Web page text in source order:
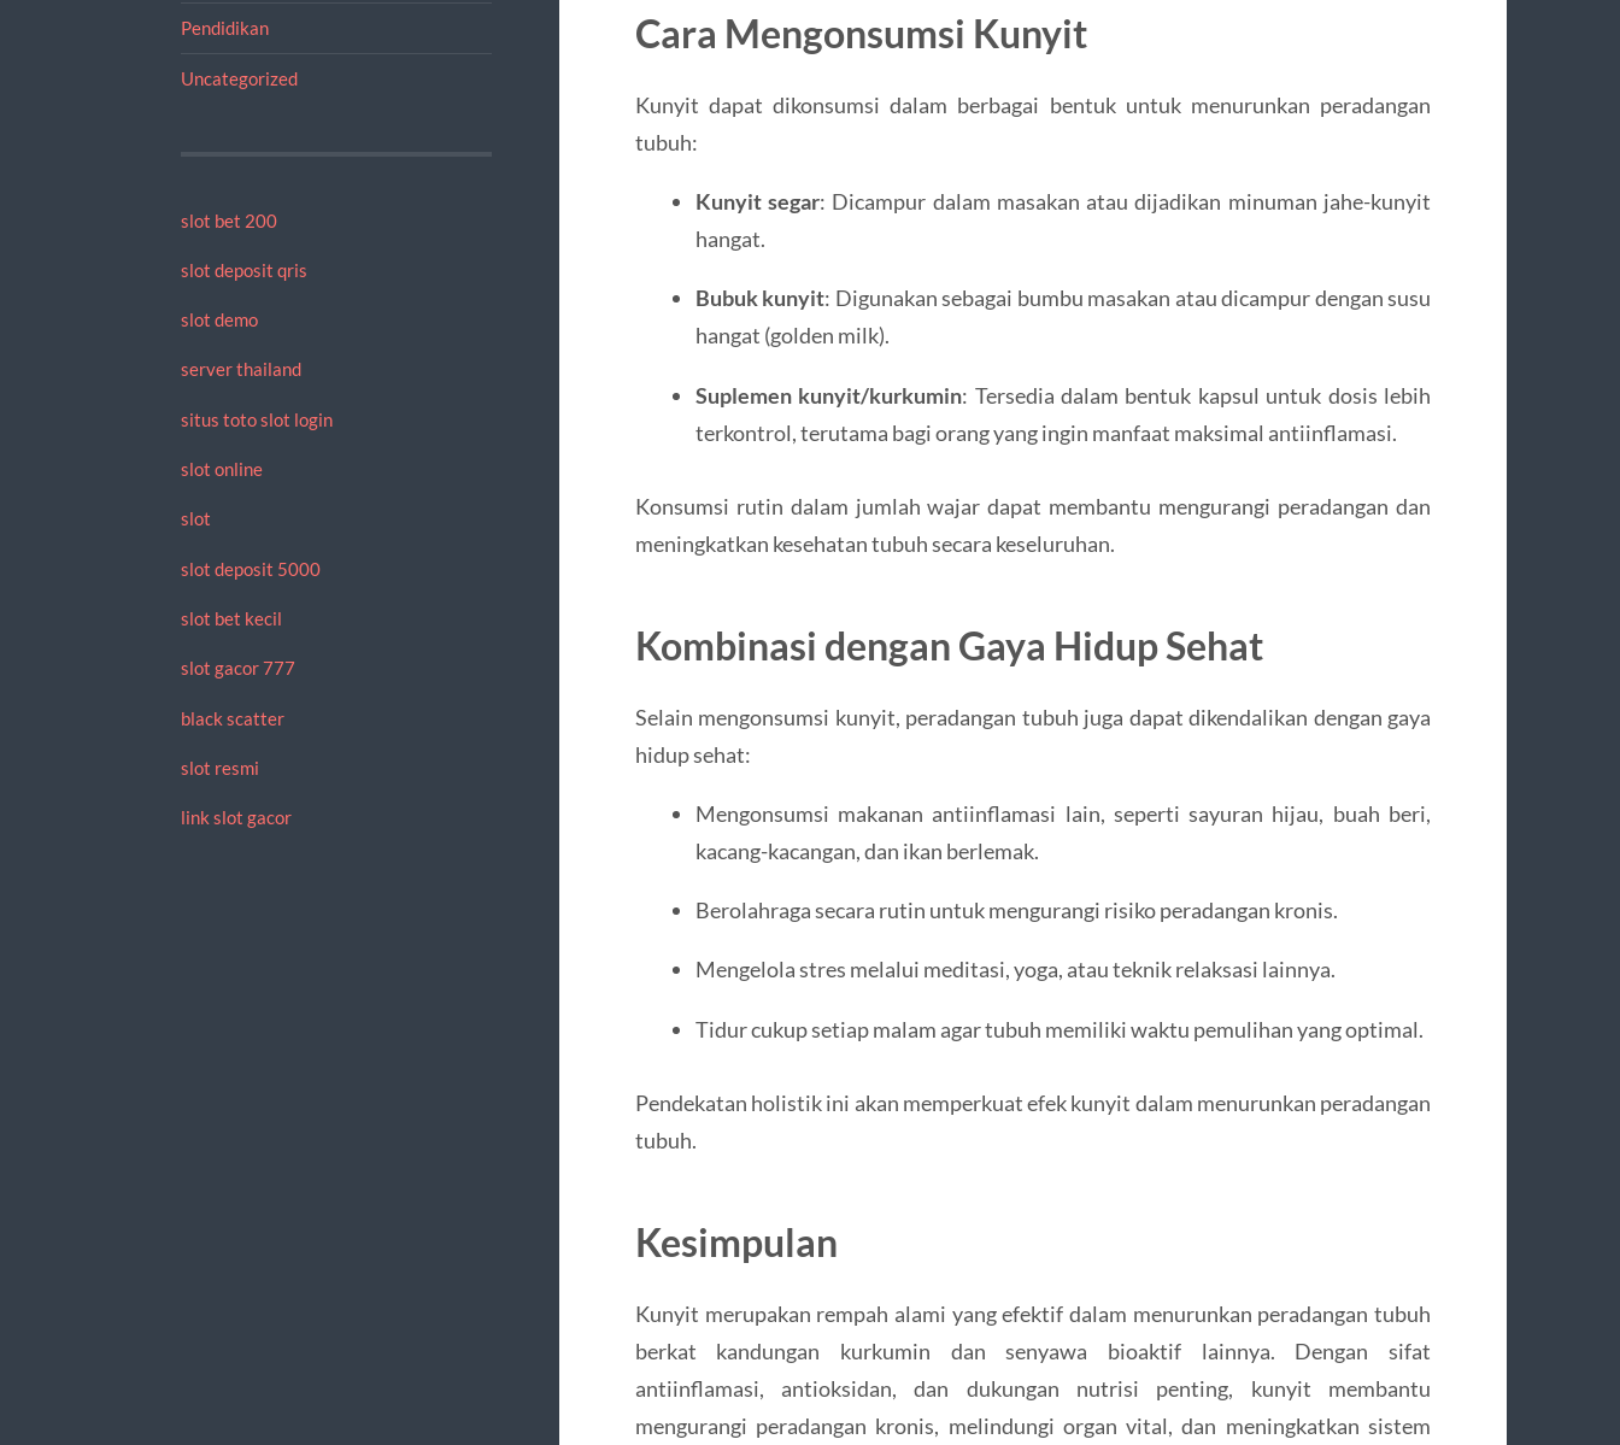
Pendidikan
Uncategorized
slot bet 200
slot deposit qris
slot demo
server thailand
situs toto slot login
slot online
slot
slot deposit 5000
slot bet kecil
slot gacor 777
black scatter
slot resmi
link slot gacor
Cara Mengonsumsi Kunyit
Kunyit dapat dikonsumsi dalam berbagai bentuk untuk menurunkan peradangan
tubuh:
Kunyit segar: Dicampur dalam masakan atau dijadikan minuman jahe-kunyit
hangat.
Bubuk kunyit: Digunakan sebagai bumbu masakan atau dicampur dengan susu
hangat (golden milk).
Suplemen kunyit/kurkumin: Tersedia dalam bentuk kapsul untuk dosis lebih
terkontrol, terutama bagi orang yang ingin manfaat maksimal antiinflamasi.
Konsumsi rutin dalam jumlah wajar dapat membantu mengurangi peradangan dan
meningkatkan kesehatan tubuh secara keseluruhan.
Kombinasi dengan Gaya Hidup Sehat
Selain mengonsumsi kunyit, peradangan tubuh juga dapat dikendalikan dengan gaya
hidup sehat:
Mengonsumsi makanan antiinflamasi lain, seperti sayuran hijau, buah beri,
kacang-kacangan, dan ikan berlemak.
Berolahraga secara rutin untuk mengurangi risiko peradangan kronis.
Mengelola stres melalui meditasi, yoga, atau teknik relaksasi lainnya.
Tidur cukup setiap malam agar tubuh memiliki waktu pemulihan yang optimal.
Pendekatan holistik ini akan memperkuat efek kunyit dalam menurunkan peradangan
tubuh.
Kesimpulan
Kunyit merupakan rempah alami yang efektif dalam menurunkan peradangan tubuh
berkat kandungan kurkumin dan senyawa bioaktif lainnya. Dengan sifat
antiinflamasi, antioksidan, dan dukungan nutrisi penting, kunyit membantu
mengurangi peradangan kronis, melindungi organ vital, dan meningkatkan sistem